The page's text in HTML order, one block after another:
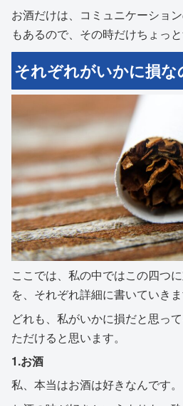
お酒だけは、コミュニケーショ
もあるので、その時だけちょっと
それぞれがいかに損な
ここでは、私の中ではこの四つ
を、それぞれ詳細に書いていきま
どれも、私がいかに損だと思っ
ただけると思います。
1.お酒
私、本当はお酒は好きなんです。